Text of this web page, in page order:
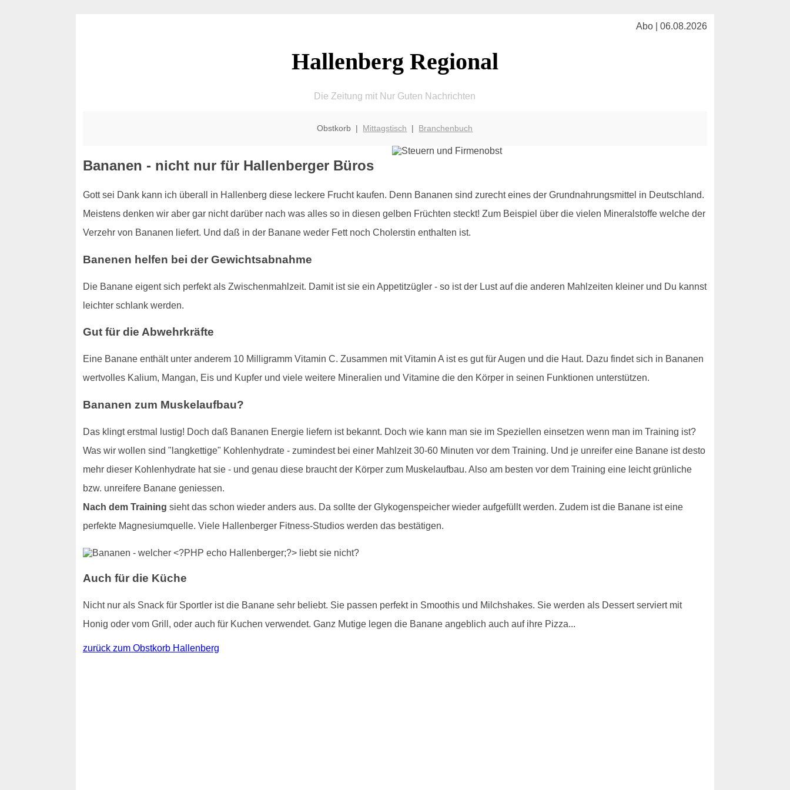
Abo | 06.08.2026
Hallenberg Regional
Die Zeitung mit Nur Guten Nachrichten
Obstkorb | Mittagstisch | Branchenbuch
Bananen - nicht nur für Hallenberger Büros
Gott sei Dank kann ich überall in Hallenberg diese leckere Frucht kaufen. Denn Bananen sind zurecht eines der Grundnahrungsmittel in Deutschland.
Meistens denken wir aber gar nicht darüber nach was alles so in diesen gelben Früchten steckt! Zum Beispiel über die vielen Mineralstoffe welche der
Verzehr von Bananen liefert. Und daß in der Banane weder Fett noch Cholerstin enthalten ist.
Banenen helfen bei der Gewichtsabnahme
Die Banane eigent sich perfekt als Zwischenmahlzeit. Damit ist sie ein Appetitzügler - so ist der Lust auf die anderen Mahlzeiten kleiner und Du kannst
leichter schlank werden.
Gut für die Abwehrkräfte
Eine Banane enthält unter anderem 10 Milligramm Vitamin C. Zusammen mit Vitamin A ist es gut für Augen und die Haut. Dazu findet sich in Bananen
wertvolles Kalium, Mangan, Eis und Kupfer und viele weitere Mineralien und Vitamine die den Körper in seinen Funktionen unterstützen.
Bananen zum Muskelaufbau?
Das klingt erstmal lustig! Doch daß Bananen Energie liefern ist bekannt. Doch wie kann man sie im Speziellen einsetzen wenn man im Training ist?
Was wir wollen sind "langkettige" Kohlenhydrate - zumindest bei einer Mahlzeit 30-60 Minuten vor dem Training. Und je unreifer eine Banane ist desto
mehr dieser Kohlenhydrate hat sie - und genau diese braucht der Körper zum Muskelaufbau. Also am besten vor dem Training eine leicht grünliche
bzw. unreifere Banane geniessen.
Nach dem Training sieht das schon wieder anders aus. Da sollte der Glykogenspeicher wieder aufgefüllt werden. Zudem ist die Banane ist eine
perfekte Magnesiumquelle. Viele Hallenberger Fitness-Studios werden das bestätigen.
Auch für die Küche
Nicht nur als Snack für Sportler ist die Banane sehr beliebt. Sie passen perfekt in Smoothis und Milchshakes. Sie werden als Dessert serviert mit
Honig oder vom Grill, oder auch für Kuchen verwendet. Ganz Mutige legen die Banane angeblich auch auf ihre Pizza...
zurück zum Obstkorb Hallenberg